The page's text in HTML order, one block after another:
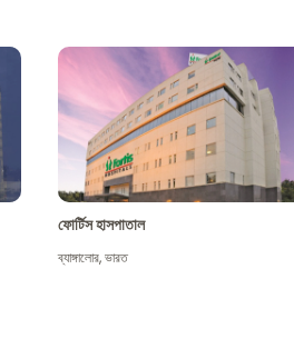
ফোর্টিস হাসপাতাল
ব্যাঙ্গালোর,ভারত